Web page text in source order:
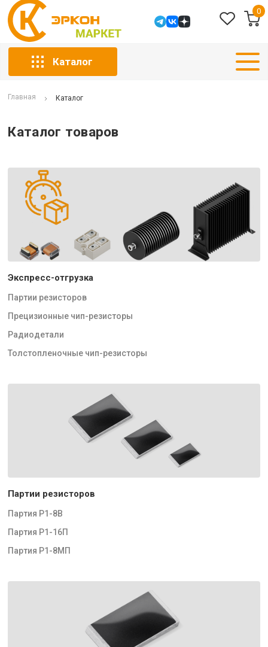
0
Каталог
Главная Каталог
Каталог товаров
Экспресс-отгрузка
Партии резисторов
Прецизионные чип-резисторы
Радиодетали
Толстопленочные чип-резисторы
Партии резисторов
Партия Р1-8В
Партия Р1-16П
Партия Р1-8МП